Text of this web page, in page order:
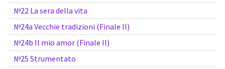
№22 La sera della vita
№24a Vecchie tradizioni (Finale II)
№24b Il mio amor (Finale II)
№25 Strumentato